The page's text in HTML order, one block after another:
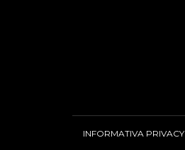
INFORMATIVA PRIVACY